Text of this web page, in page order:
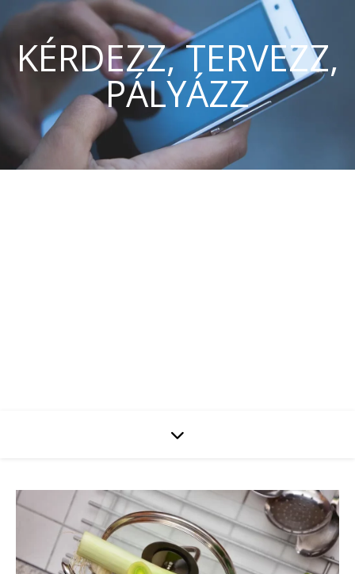
KÉRDEZZ, TERVEZZ,
PÁLYÁZZ